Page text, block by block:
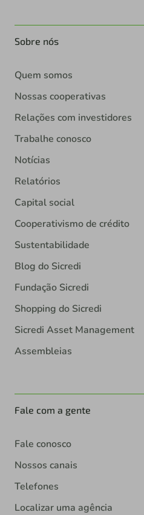
Sobre nós
Quem somos
Nossas cooperativas
Relações com investidores
Trabalhe conosco
Notícias
Relatórios
Capital social
Cooperativismo de crédito
Sustentabilidade
Blog do Sicredi
Fundação Sicredi
Shopping do Sicredi
Sicredi Asset Management
Assembleias
Fale com a gente
Fale conosco
Nossos canais
Telefones
Localizar uma agência